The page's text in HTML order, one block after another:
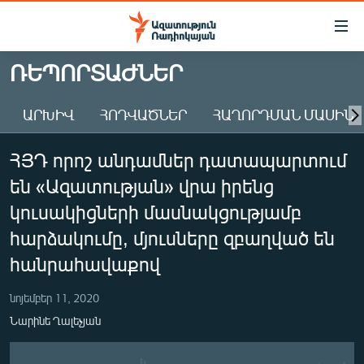
Մատչելիության
Անցնել
հիմնական
Անցնել
հիմնական
մենյուին
Որոնում
ԱԶԱՏՈՒԹՅՈՒՆ TV
ՀԱՅԱՍՏԱՆ
ԸՆՏՐՈՒԹՅՈՒՆՆԵՐ 2026
ԻՐԱՎՈՒՆՔ
ՀԱՍԱՐԱԿՈՒԹՅՈՒՆ
ՏՆՏԵՍՈՒԹՅՈՒՆ
ՊԱՏԵՐԱԶՄԻ 6 ՇԱԲԱԹՆԵՐԸ
ՌԵՊՈՐՏԱԺՆԵՐ
ԱՐԽԻՎ ՀՈԴՎԱԾՆԵՐ ՀԱՂՈՐԴՄԱՆ ՄԱՍԻՆ
ՀՅԴ որոշ անդամներ դատապարտում
են «Ազատության» վրա իրենց
կուսակիցների մասնակցությամբ
հարձակումը, մյուսները զբաղված են
հանրահավաքով
նոյեմբեր 11, 2020
Նարինե Ղալեչյան